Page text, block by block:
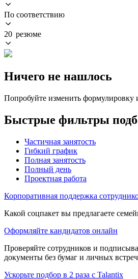
По соответствию
20 резюме
Ничего не нашлось
Попробуйте изменить формулировку
Быстрые фильтры
Частичная занятость
Гибкий график
Полная занятость
Полный день
Проектная работа
Корпоративная поддержка
Какой соцпакет вы предлагаете
Оформляйте кандидатов онлайн
Проверяйте сотрудников и
документы без бумаг и личных встреч
Ускорьте подбор в 2 раза с Talantix